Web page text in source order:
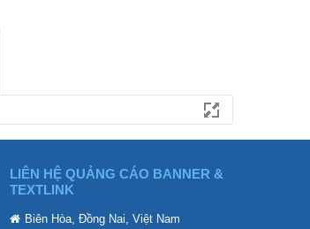
LIÊN HỆ QUẢNG CÁO BANNER &
TEXTLINK
Biên Hòa, Đồng Nai, Việt Nam